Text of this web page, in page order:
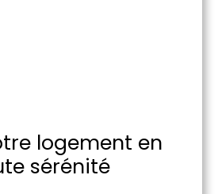
logement en
sérénité